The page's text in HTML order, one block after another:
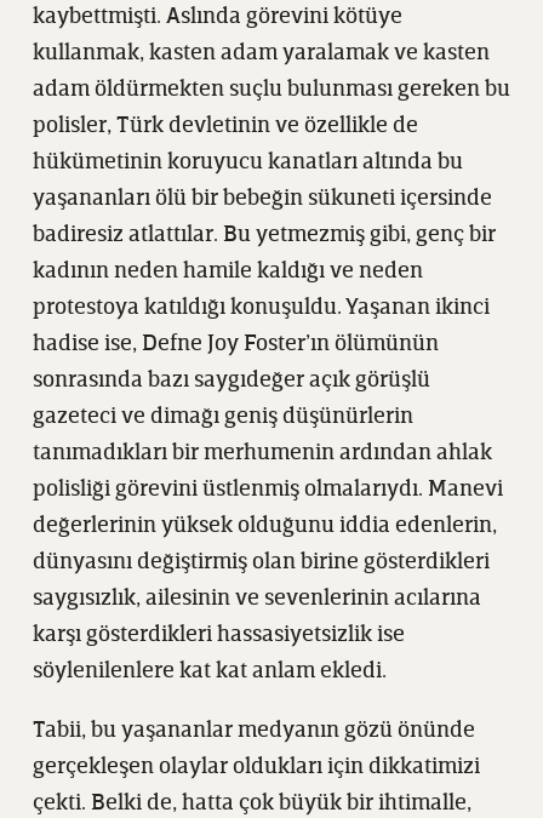
kaybettmişti. Aslında görevini kötüye
kullanmak, kasten adam yaralamak ve kasten
adam öldürmekten suçlu bulunması gereken bu
polisler, Türk devletinin ve özellikle de
hükümetinin koruyucu kanatları altında bu
yaşananları ölü bir bebeğin sükuneti içersinde
badiresiz atlattılar. Bu yetmezmiş gibi, genç bir
kadının neden hamile kaldığı ve neden
protestoya katıldığı konuşuldu. Yaşanan ikinci
hadise ise, Defne Joy Foster’ın ölümünün
sonrasında bazı saygıdeğer açık görüşlü
gazeteci ve dimağı geniş düşünürlerin
tanımadıkları bir merhumenin ardından ahlak
polisliği görevini üstlenmiş olmalarıydı. Manevi
değerlerinin yüksek olduğunu iddia edenlerin,
dünyasını değiştirmiş olan birine gösterdikleri
saygısızlık, ailesinin ve sevenlerinin acılarına
karşı gösterdikleri hassasiyetsizlik ise
söylenilenlere kat kat anlam ekledi.
Tabii, bu yaşananlar medyanın gözü önünde
gerçekleşen olaylar oldukları için dikkatimizi
çekti. Belki de, hatta çok büyük bir ihtimalle,